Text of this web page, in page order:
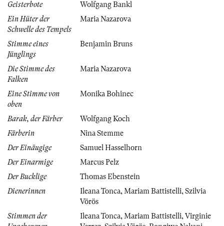
Geisterbote
Wolfgang Bankl
Ein Hüter der
Schwelle des Tempels
Maria Nazarova
Stimme eines
Jünglings
Benjamin Bruns
Die Stimme des
Falken
Maria Nazarova
Eine Stimme von
oben
Monika Bohinec
Barak, der Färber
Wolfgang Koch
Färberin
Nina Stemme
Der Einäugige
Samuel Hasselhorn
Der Einarmige
Marcus Pelz
Der Bucklige
Thomas Ebenstein
Dienerinnen
Ileana Tonca,Mariam Battistelli,Szilvia
Vörös
Stimmen der
Ileana Tonca,Mariam Battistelli,Virginie